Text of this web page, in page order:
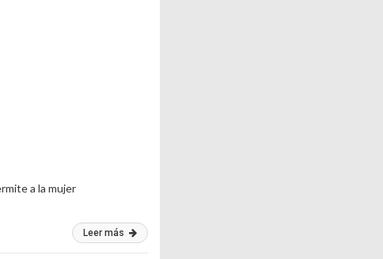
a la mujer
Leer más